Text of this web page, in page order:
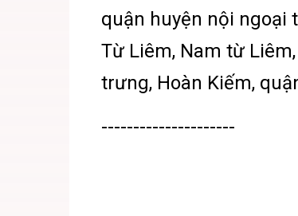
quận huyện nội ngoại
Từ Liêm, Nam từ
trưng, Hoàn Kiếm,
---------------------